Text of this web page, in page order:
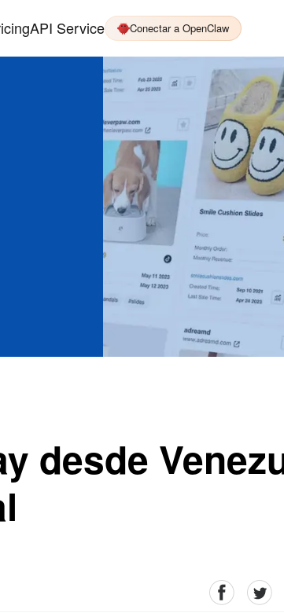
API Service Conectar a OpenClaw
desde
facebookTwitter